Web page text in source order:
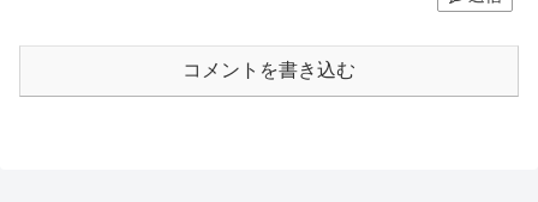
コメントを書き込む